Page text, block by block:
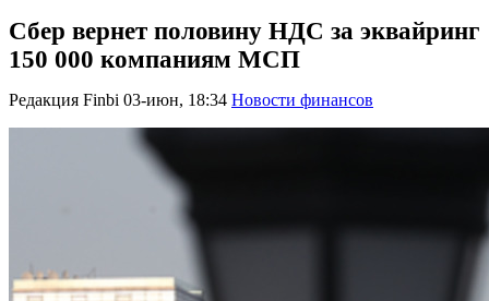
Сбер вернет половину НДС за эквайринг
150 000 компаниям МСП
Редакция Finbi 03-июн, 18:34 Новости финансов